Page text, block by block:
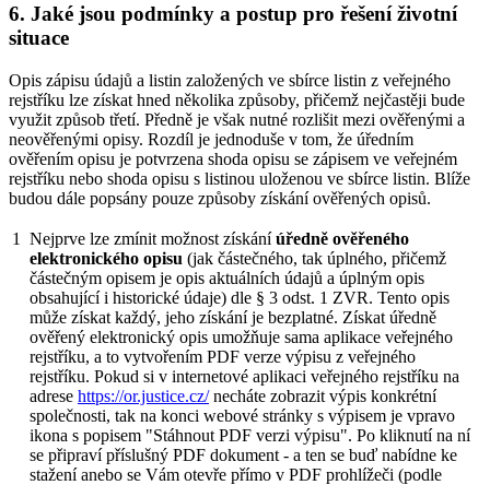
6. Jaké jsou podmínky a postup pro řešení životní
situace
Opis zápisu údajů a listin založených ve sbírce listin z veřejného
rejstříku lze získat hned několika způsoby, přičemž nejčastěji bude
využit způsob třetí. Předně je však nutné rozlišit mezi ověřenými a
neověřenými opisy. Rozdíl je jednoduše v tom, že úředním
ověřením opisu je potvrzena shoda opisu se zápisem ve veřejném
rejstříku nebo shoda opisu s listinou uloženou ve sbírce listin. Blíže
budou dále popsány pouze způsoby získání ověřených opisů.
1 Nejprve lze zmínit možnost získáníúředně ověřeného
elektronického opisu (jak částečného, tak úplného, přičemž
částečným opisem je opis aktuálních údajů a úplným opis
obsahující i historické údaje) dle § 3 odst. 1 ZVR. Tento opis
může získat každý, jeho získání je bezplatné. Získat úředně
ověřený elektronický opis umožňuje sama aplikace veřejného
rejstříku, a to vytvořením PDF verze výpisu z veřejného
rejstříku. Pokud si v internetové aplikaci veřejného rejstříku na
adrese https://or.justice.cz/necháte zobrazit výpis konkrétní
společnosti, tak na konci webové stránky s výpisem je vpravo
ikona s popisem "Stáhnout PDF verzi výpisu". Po kliknutí na ní
se připraví příslušný PDF dokument - a ten se buď nabídne ke
stažení anebo se Vám otevře přímo v PDF prohlížeči (podle